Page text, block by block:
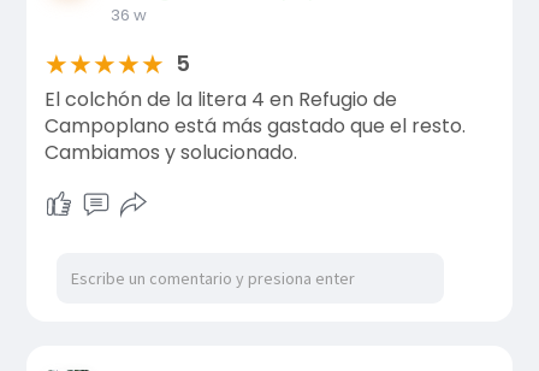
36 w
★★★★★ 5
El colchón de la litera 4 en Refugio de
Campoplano está más gastado que el resto.
Cambiamos y solucionado.